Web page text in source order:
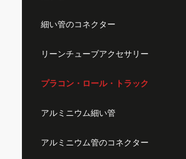
細い管のコネクター
リーンチューブアクセサリー
プラコン・ロール・トラック
アルミニウム細い管
アルミニウム管のコネクター